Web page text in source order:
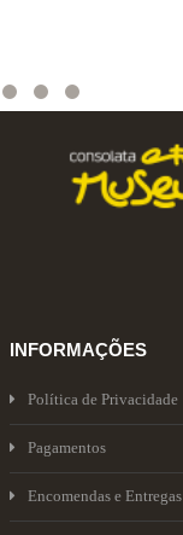
INFORMAÇÕES
Política de Privacidade
Pagamentos
Encomendas e Entregas